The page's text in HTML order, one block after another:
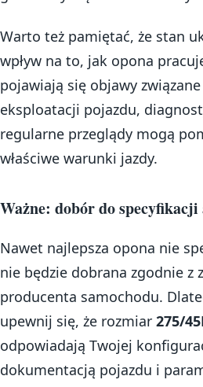
Warto też pamiętać, że stan
wpływ na to, jak opona
pojawiają się objawy
eksploatacji pojazdu,
regularne przeglądy mogą
właściwe warunki jazdy.
Ważne: dobór do specyfikacji
Nawet najlepsza opona nie
nie będzie dobrana zgodnie z
producenta samochodu.
upewnij się, że rozmiar 275/
odpowiadają Twojej
dokumentacją pojazdu i